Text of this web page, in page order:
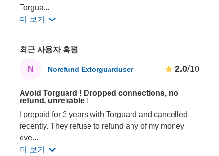
Torgua...
더 보기
최근 사용자 혹평
N Norefund Extorguarduser 2.0/10
Avoid Torguard ! Dropped connections, no
refund, unreliable !
I prepaid for 3 years with Torguard and cancelled
recently. They refuse to refund any of my money
eve...
더 보기